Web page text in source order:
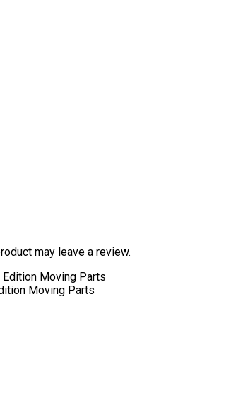
may leave a review.
Moving Parts